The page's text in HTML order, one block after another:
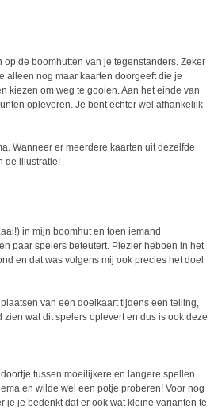
de boomhutten van je tegenstanders. Zeker
alleen nog maar kaarten doorgeeft die je
kiezen om weg te gooien. Aan het einde van
opleveren. Je bent echter wel afhankelijk
Wanneer er meerdere kaarten uit dezelfde
de illustratie!
in mijn boomhut en toen iemand
paar spelers beteutert. Plezier hebben in het
en dat was volgens mij ook precies het doel
van een doelkaart tijdens een telling,
wat dit spelers oplevert en dus is ook deze
tussen moeilijkere en langere spellen.
en wilde wel een potje proberen! Voor nog
je bedenkt dat er ook wat kleine varianten te